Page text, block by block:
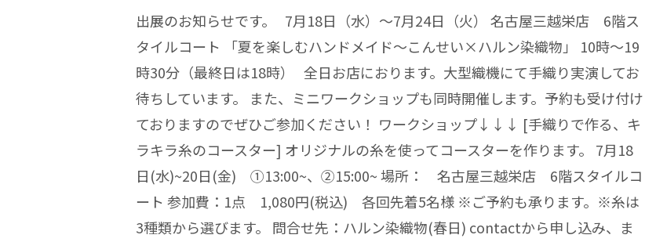
出展のお知らせです。 7月18日（水）〜7月24日（火） 名古屋三越栄店 6階ス
タイルコート 「夏を楽しむハンドメイド～こんせい×ハルン染織物」 10時〜19
時30分（最終日は18時） 全日お店におります。大型織機にて手織り実演してお
待ちしています。 また、ミニワークショップも同時開催します。予約も受け付け
ておりますのでぜひご参加ください！ ワークショップ↓↓↓ [手織りで作る、キ
ラキラ糸のコースター] オリジナルの糸を使ってコースターを作ります。 7月18
日(水)~20日(金) ①13:00~、②15:00~ 場所： 名古屋三越栄店 6階スタイルコ
ート 参加費：1点 1,080円(税込) 各回先着5名様 ※ご予約も承ります。※糸は
3種類から選びます。 問合せ先：ハルン染織物(春日) contactから申し込み、ま